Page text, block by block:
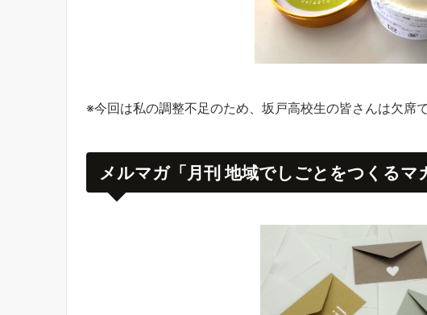
※今回は私の調整不足のため、坂戸高校生の皆さんは欠席
メルマガ「月刊 地域でしごとをつくる